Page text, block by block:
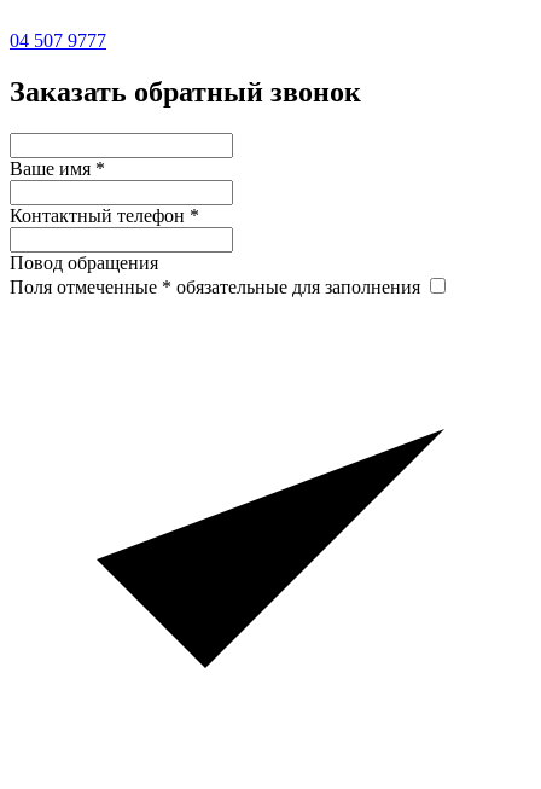
04 507 9777
Заказать обратный звонок
Ваше имя *
Контактный телефон *
Повод обращения
Поля отмеченные * обязательные для заполнения